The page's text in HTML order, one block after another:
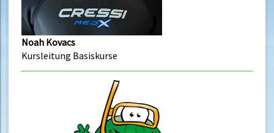
Noah Kovacs
Kursleitung Basiskurse